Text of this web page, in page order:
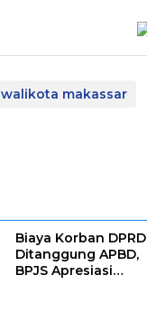
walikota makassar
Biaya Korban DPRD
Ditanggung APBD,
BPJS Apresiasi